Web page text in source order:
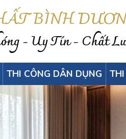
BÌNH
- Uy Tín - Chất
THI CÔNG DÂN DỤNG